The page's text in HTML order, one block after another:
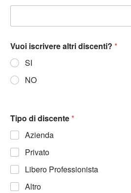
Vuoi iscrivere altri discenti? *
SI
NO
Tipo di discente*
Azienda
Privato
Libero Professionista
Altro